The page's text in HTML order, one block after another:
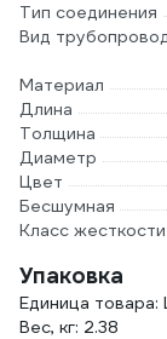
Тип соединения
Вид
Материал
Длина
Толщина
Диаметр
Цвет
Бесшумная
Класс жесткости
Упаковка
Единица товара:
Вес, кг: 2.38